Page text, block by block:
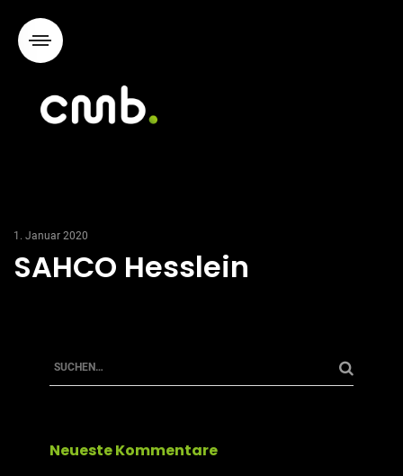
1. Januar 2020
SAHCO Hesslein
Neueste Kommentare